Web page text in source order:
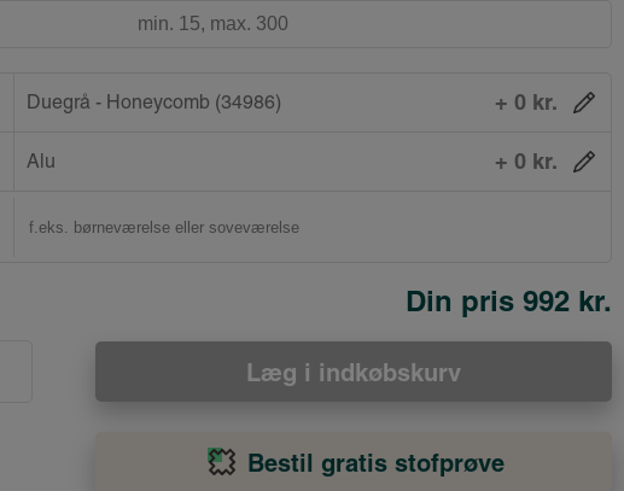
Duegrå - Honeycomb (34986) + 0 kr.
Alu + 0 kr.
Din pris 992 kr.
Læg i indkøbskurv
Bestil gratis stofprøve